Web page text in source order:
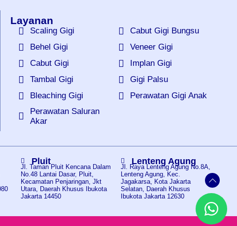
Layanan
Scaling Gigi
Behel Gigi
Cabut Gigi
Tambal Gigi
Bleaching Gigi
Perawatan Saluran
Akar
Cabut Gigi Bungsu
Veneer Gigi
Implan Gigi
Gigi Palsu
Perawatan Gigi Anak
Pluit
Jl. Taman Pluit Kencana Dalam
No.48 Lantai Dasar, Pluit,
Kecamatan Penjaringan, Jkt
Utara, Daerah Khusus Ibukota
Jakarta 14450
Lenteng Agung
Jl. Raya Lenteng Agung No.8A,
Lenteng Agung, Kec.
Jagakarsa, Kota Jakarta
Selatan, Daerah Khusus
Ibukota Jakarta 12630